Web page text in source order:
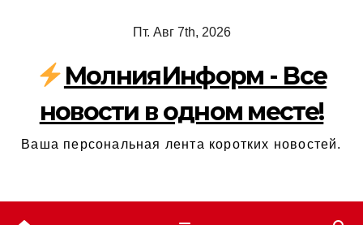
содержимому
Пт. Авг 7th, 2026
МолнияИнформ - Все
новости в одном месте!
Ваша персональная лента коротких новостей.